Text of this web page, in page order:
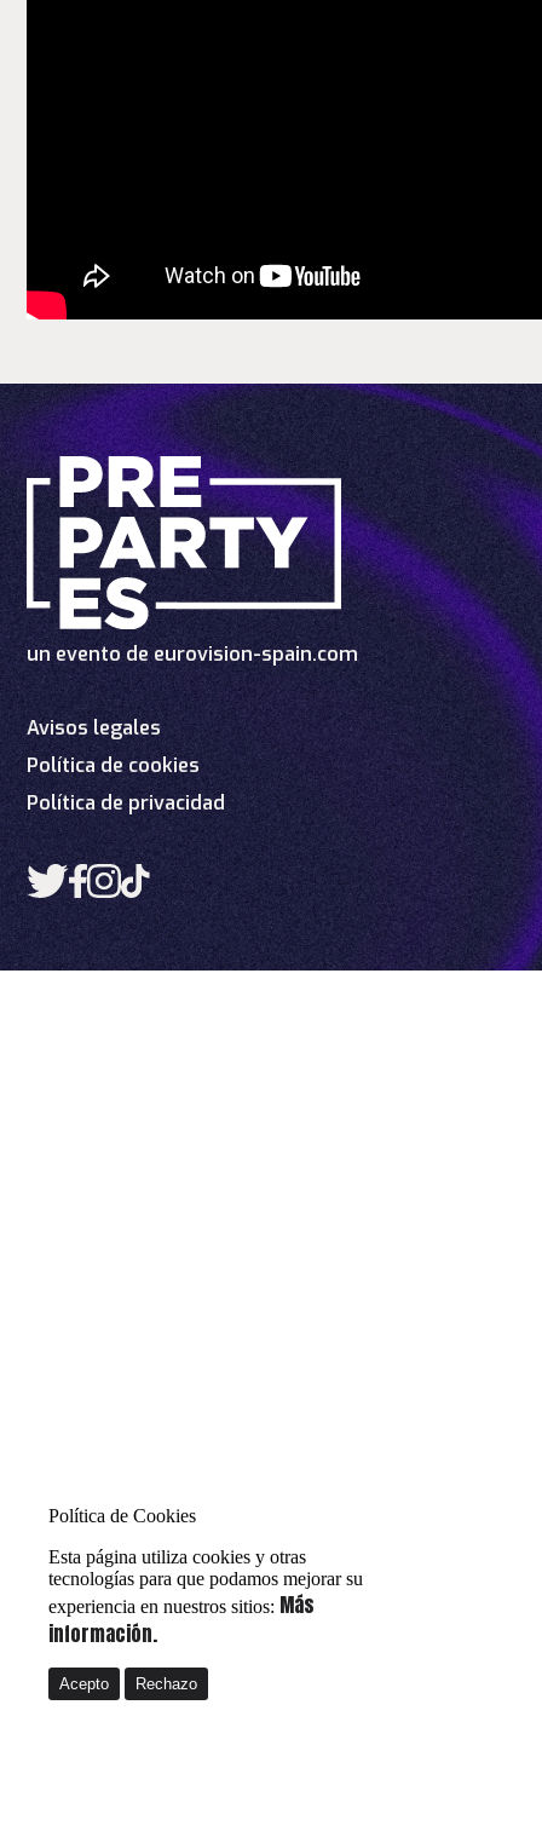
un evento deeurovision-spain.com
Avisos legales
Política de cookies
Política de privacidad
Política de Cookies
Esta página utiliza cookies y otras
tecnologías para que podamos mejorar su
experiencia en nuestros sitios: Más
información.
Acepto Rechazo